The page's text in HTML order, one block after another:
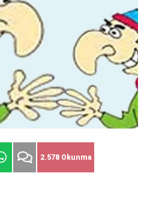
kilogram başına 2 TL
adaylık
maçında izdiham: 125
2.578 Okunma